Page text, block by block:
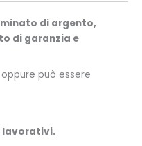
di argento,
di garanzia e
può essere
lavorativi.